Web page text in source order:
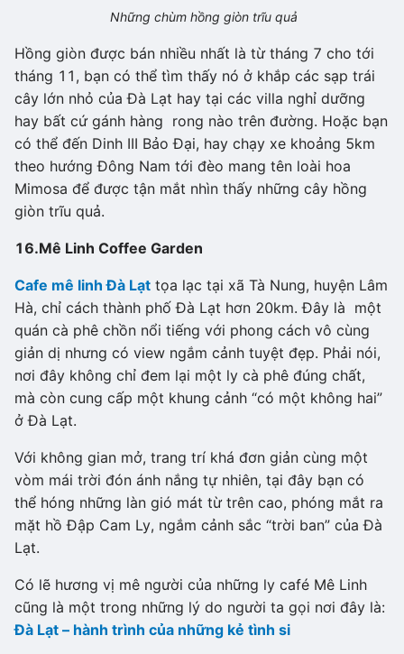
Những chùm hồng giòn trĩu quả
Hồng giòn được bán nhiều nhất là từ tháng 7 cho tới
tháng 11, bạn có thể tìm thấy nó ở khắp các sạp trái
cây lớn nhỏ của Đà Lạt hay tại các villa nghỉ dưỡng
hay bất cứ gánh hàng rong nào trên đường. Hoặc bạn
có thể đến Dinh III Bảo Đại, hay chạy xe khoảng 5km
theo hướng Đông Nam tới đèo mang tên loài hoa
Mimosa để được tận mắt nhìn thấy những cây hồng
giòn trĩu quả.
16.Mê Linh Coffee Garden
Cafe mê linh Đà Lạt tọa lạc tại xã Tà Nung, huyện Lâm
Hà, chỉ cách thành phố Đà Lạt hơn 20km. Đây là một
quán cà phê chồn nổi tiếng với phong cách vô cùng
giản dị nhưng có view ngắm cảnh tuyệt đẹp. Phải nói,
nơi đây không chỉ đem lại một ly cà phê đúng chất,
mà còn cung cấp một khung cảnh “có một không hai”
ở Đà Lạt.
Với không gian mở, trang trí khá đơn giản cùng một
vòm mái trời đón ánh nắng tự nhiên, tại đây bạn có
thể hóng những làn gió mát từ trên cao, phóng mắt ra
mặt hồ Đập Cam Ly, ngắm cảnh sắc “trời ban” của Đà
Lạt.
Có lẽ hương vị mê người của những ly café Mê Linh
cũng là một trong những lý do người ta gọi nơi đây là:
Đà Lạt – hành trình của những kẻ tình si